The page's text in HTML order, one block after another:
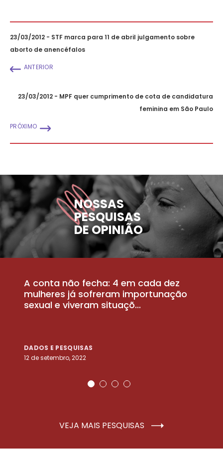
23/03/2012 - STF marca para 11 de abril julgamento sobre
aborto de anencéfalos
ANTERIOR
23/03/2012 - MPF quer cumprimento de cota de candidatura
feminina em São Paulo
PRÓXIMO
NOSSAS
PESQUISAS
DE OPINIÃO
A conta não fecha: 4 em cada dez
mulheres já sofreram importunação
sexual e viveram situaçõ...
DADOS E PESQUISAS
12 de setembro, 2022
VEJA MAIS PESQUISAS